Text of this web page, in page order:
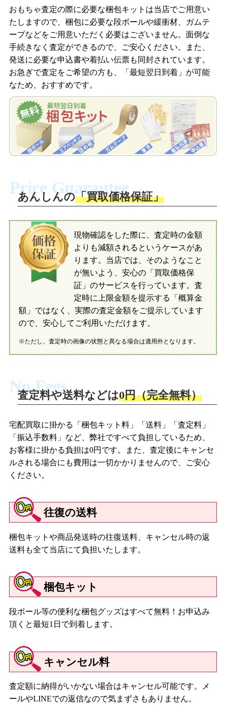
限定 マイリトルキャンディ/ネオブライス フレンドリーフレック
ルズ/ネオブライス カプチーノチャット/ネオブライス CWC限定
プリンセスミルクビスケットドゥキューポット
【２０１０年】
ネオブライス プレーリーポージー/ネオブライス CWC限定 ヴィ
ンターアルデンド/ネオブライス CWC限定 シンプリースパーク
ブライス シンプリーチョコレート/ネオブライス シンプリーバニ
ラ/ネオブライス CWC限定 マヌヘアリイパラダイスガール/ネオ
ブライス CWC限定 マラベルメロディ/ネオブライス ベリーヴィ
ッキー/ネオブライス CWC限定シンプリータンプティタンプ/ネオ
ブライス ボヘミアンピース/ネオブライス ニッキーラッド/ネオブ
ル キスミートゥルー/ネオブライス CWC限定 ラブアンドモア/ネ
オブライス CWC限定 ディアレレガール/ネオブライス シンプリ
ショップ限定ノスタルジックポップ/ネオブライス CWC限定 タ
ルト＆ティ/ネオブライス カシオペアスパイス
【２０１１年】
ネオブライス CWC限定ネオブライス B2・HOLiC～ビーツゥホリ
ック～/ネオブライス ミャウジーワウジー/ネオブライス ボーダ
ースピリット/CWC限定ネオブライス ホシノナミダヒメ/ネオブ
ライス プティデジュネシャンゼリゼ/ネオブライス CWC限定 テ
ンハッピーメモリーズ/ネオブライス フィービーメイビー/ネオブ
ライス CWC限定 ストロベリーアンドクリーミーキュート/ネオ
ブライス CWC限定 スノウフレークソナタ/ネオブライス ラズベ
ネオブライス シンプリーラブミー/ネオブライス ユニバーシテ
ィオブラブ/ネオブライス 綾波レイ ミーツ ブライス -ホワイトラ
イト-/ネオブライス スローニーム/ネオブライス シンプリーデ
ドデリシャス/ネオブライス コココレット/ネオブライス アレク
シスエメラルド/CWC限定ネオブライス マーゴユニークガール/ネ
オブライス レイチェルズリボン
【２０１３年】
ニフィーク/ネオブライス アンブロージオ/ネオブライス オレン
ジアンドスパイス/ネオブライス ラベンダーハグ/ネオブライス
ペニープレシャス/ネオブライス ゼノッチカ/ネオブライス レパ
ードサース/ネオブライス ウェンディウィークエンダー/ネオブラ
イス ハイホーマリーン/ネオブライス CWC限定12周年アニバー
ロクイー
ネオブライス グッディ・ガール・ゴーゴー/ネオブライス マンデ
ィコットンキャンディ/ネオブライス ローシェックモルセー/ネオ
ークレット/ネオブライス CWC限定 13周年アニバーサリー ネオブ
ライス レジーナ・アーウェン/ネオブライス カントリーサマー/ネ
オブライス ディディーユリーカ/ネオブライス CWC限定ブライス
ビアンカパール/ネオブライス カデンスマジョレット/ネオブライ
ス ハスブロ限定ネオブライス カーリーブルーベイブ/ネオブライ
商品を撮影して、査定フォームから画像
を送信します。
梱包キットをメールで申し込み
査定結果をメールで確認し、梱包キット
を申し込みます。梱包キットは送料無料
でお届けします。
自宅でおもちゃを発送・梱包
梱包キットに同封する発送ガイドの手順
送。当店へ無料で発送いただけます。
入金完了
当店に査定したおもちゃがご到着後、ご
指定の口座に即日入金可能です。
買取の流れ 写真の撮影方法
「ジョニージョイLINE査定」を友だちに
追加し、スマートフォンなどのカメラで
撮影したおもちゃの写真をトーク中に送
信します。
梱包キットをLINEで申し込み
査定結果をLINEで確認し、梱包キットを
申し込みます。梱包キットは送料無料で
お届けします。
自宅でおもちゃを発送・梱包
ださい。お電話にて集荷依頼を行い発
送。当店へ無料で発送いただけます。
当店に査定したおもちゃがご到着後、ご
指定の口座に即日入金可能です。
初めての方へ LINE査定の流れ 写真の撮影方法
おもちゃ査定の際に必要な梱包キットは当店でご用意い
たしますので、梱包に必要な段ボールや緩衝材、ガムテ
ープなどをご用意いただく必要はございません。面倒な
手続きなく査定ができるので、ご安心ください。また、
発送に必要な申込書や着払い伝票も同封されています。
お急ぎで査定をご希望の方も、「最短翌日到着」が可能
なため、おすすめです。
Price Guarantee
あんしんの「買取価格保証」
現物確認をした際に、査定時の金額
よりも減額されるというケースがあ
ります。当店では、そのようなこと
が無いよう、安心の「買取価格保
証」のサービスを行っています。査
定時に上限金額を提示する「概算金
額」ではなく、実際の査定金額をご提示しています
ので、安心してご利用いただけます。
※ただし、査定時の画像の状態と異なる場合は適用外となります。
No Fees
査定料や送料などは0円（完全無料）
宅配買取に掛かる「梱包キット料」「送料」「査定料」
「振込手数料」など、弊社ですべて負担しているため、
お客様に掛かる負担は0円です。また、査定後にキャンセ
ルされる場合にも費用は一切かかりませんので、ご安心
ください。
往復の送料
梱包キットや商品発送時の往復送料、キャンセル時の返
送料も全て当店にて負担いたします。
梱包キット
段ボール等の便利な梱包グッズはすべて無料！お申込み
頂くと最短1日で到着します。
キャンセル料
査定額に納得がいかない場合はキャンセル可能です。メ
ールやLINEでの返信なので気まずさもありません。